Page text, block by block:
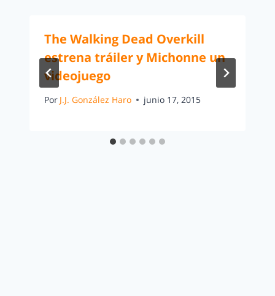
The Walking Dead Overkill
estrena tráiler y Michonne un
videojuego
Por J.J. González Haro junio 17, 2015